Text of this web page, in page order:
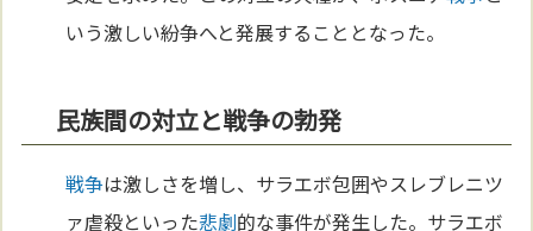
いう激しい紛争へと発展することとなった。
民族間の対立と戦争の勃発
戦争は激しさを増し、サラエボ包囲やスレブレニツ
ァ虐殺といった悲劇的な事件が発生した。サラエボ